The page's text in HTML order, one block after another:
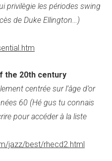
privilègie les périodes swing
de Duke Ellington…)
the 20th century
centrée sur l’âge d’or
60 (Hé gus tu connais
pour accéder à la liste
jazz/best/rhecd2.html